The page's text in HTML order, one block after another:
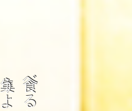
べ
る
う
よ